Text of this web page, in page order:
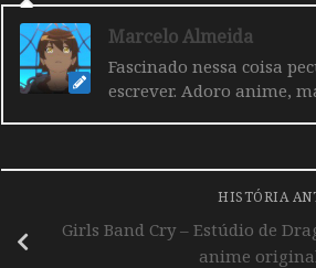
Marcelo Almeida
Fascinado nessa coisa
escrever. Adoro anime,
HISTÓRIA
Girls Band Cry – Estúdio de
anime